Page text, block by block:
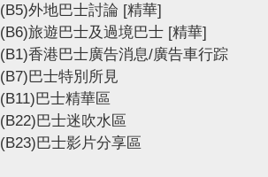
(B5)外地巴士討論 [精華]
(B6)旅遊巴士及過境巴士 [精華]
(B1)香港巴士廣告消息/廣告車行踪
(B7)巴士特別所見
(B11)巴士精華區
(B22)巴士迷吹水區
(B23)巴士影片分享區